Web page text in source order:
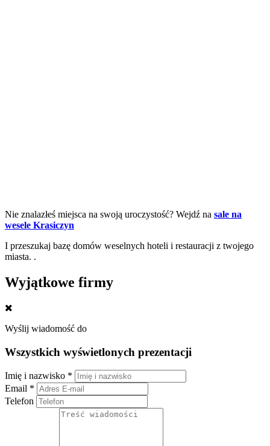
Nie znalazłeś miejsca na swoją uroczystość? Wejdź na sale na
wesele Krasiczyn
I przeszukaj bazę domów weselnych hoteli i restauracji z twojego
miasta. .
Wyjątkowe firmy
Wyślij wiadomość do
Wszystkich wyświetlonych prezentacji
Imię i nazwisko *
Email *
Telefon